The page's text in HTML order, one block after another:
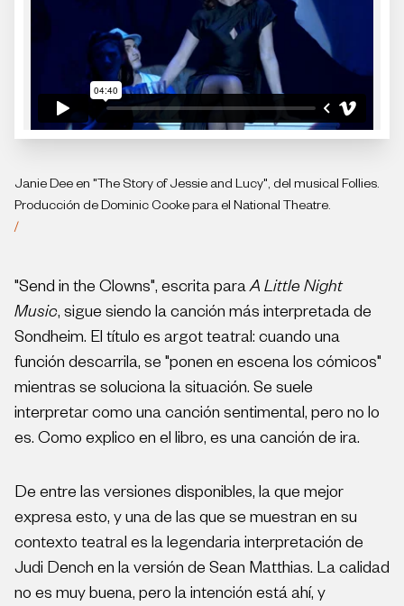
Janie Dee en "The Story of Jessie and Lucy", del musical Follies.
Producción de Dominic Cooke para el National Theatre.
/
"Send in the Clowns", escrita paraA Little Night
Music, sigue siendo la canción más interpretada de
Sondheim. El título es argot teatral: cuando una
función descarrila, se "ponen en escena los cómicos"
mientras se soluciona la situación. Se suele
interpretar como una canción sentimental, pero no lo
es. Como explico en el libro, es una canción de ira.
De entre las versiones disponibles, la que mejor
expresa esto, y una de las que se muestran en su
contexto teatral es la legendaria interpretación de
Judi Dench en la versión de Sean Matthias. La calidad
no es muy buena, pero la intención está ahí, y